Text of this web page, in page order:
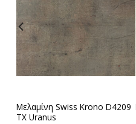
Μελαμίνη Swiss Krono D4209
TX Uranus